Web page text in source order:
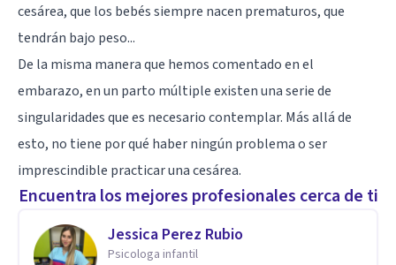
cesárea, que los bebés siempre nacen prematuros, que
tendrán bajo peso...
De la misma manera que hemos comentado en el
embarazo, en un parto múltiple existen una serie de
singularidades que es necesario contemplar. Más allá de
esto, no tiene por qué haber ningún problema o ser
imprescindible practicar una cesárea.
Encuentra los mejores profesionales cerca de ti
Jessica Perez Rubio
Psicologa infantil